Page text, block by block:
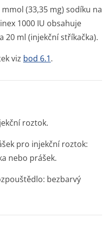
(33,35 mg) sodíku na
1000 IU obsahuje
20 ml (injekční stříkačka).
viz bod 6.1.
roztok.
pro injekční roztok:
nebo prášek.
bezbarvý